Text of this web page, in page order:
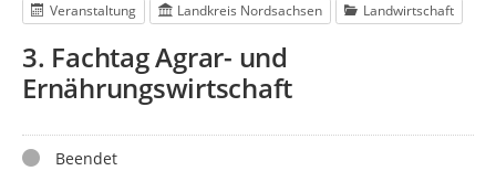
Veranstaltung Landkreis Nordsachsen Landwirtschaft
3. Fachtag Agrar- und
Ernährungswirtschaft
StatusBeendet